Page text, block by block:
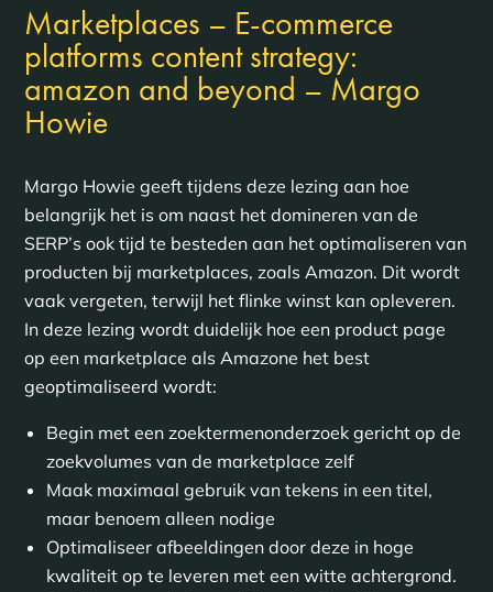
Marketplaces – E-commerce
platforms content strategy:
amazon and beyond – Margo
Howie
Margo Howie geeft tijdens deze lezing aan hoe
belangrijk het is om naast het domineren van de
SERP’s ook tijd te besteden aan het optimaliseren van
producten bij marketplaces, zoals Amazon. Dit wordt
vaak vergeten, terwijl het flinke winst kan opleveren.
In deze lezing wordt duidelijk hoe een product page
op een marketplace als Amazone het best
geoptimaliseerd wordt:
Begin met een zoektermenonderzoek gericht op de
zoekvolumes van de marketplace zelf
Maak maximaal gebruik van tekens in een titel,
maar benoem alleen nodige
Optimaliseer afbeeldingen door deze in hoge
kwaliteit op te leveren met een witte achtergrond.